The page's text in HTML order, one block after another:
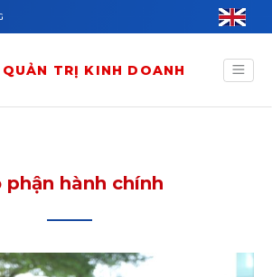
TRỊ KINH DOANH
phận hành chính